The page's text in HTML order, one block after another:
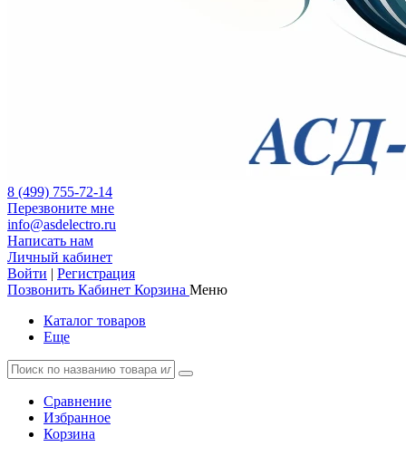
8 (499) 755-72-14
Перезвоните мне
info@asdelectro.ru
Написать нам
Личный кабинет
Войти | Регистрация
Позвонить Кабинет Корзина Меню
Каталог товаров
Еще
Сравнение
Избранное
Корзина